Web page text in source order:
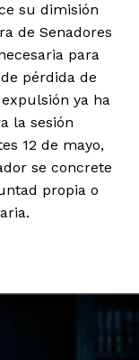
su dimisión
de Senadores
para
pérdida de
ya ha
la sesión
12 de mayo,
se concrete
propia o